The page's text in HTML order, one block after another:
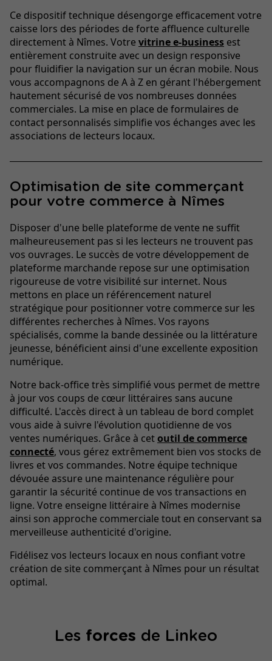
Ce dispositif technique désengorge efficacement votre
caisse lors des périodes de forte affluence culturelle
directement à Nîmes. Votre vitrine e-business est
entièrement construite avec un design responsive
pour fluidifier la navigation sur un écran mobile. Nous
vous accompagnons de A à Z en gérant l'hébergement
hautement sécurisé de vos nombreuses données
commerciales. La mise en place de formulaires de
contact personnalisés simplifie vos échanges avec les
associations de lecteurs locaux.
Optimisation de site commerçant
pour votre commerce à Nîmes
Disposer d'une belle plateforme de vente ne suffit
malheureusement pas si les lecteurs ne trouvent pas
vos ouvrages. Le succès de votre développement de
plateforme marchande repose sur une optimisation
rigoureuse de votre visibilité sur internet. Nous
mettons en place un référencement naturel
stratégique pour positionner votre commerce sur les
différentes recherches à Nîmes. Vos rayons
spécialisés, comme la bande dessinée ou la littérature
jeunesse, bénéficient ainsi d'une excellente exposition
numérique.
Notre back-office très simplifié vous permet de mettre
à jour vos coups de cœur littéraires sans aucune
difficulté. L'accès direct à un tableau de bord complet
vous aide à suivre l'évolution quotidienne de vos
ventes numériques. Grâce à cetoutil de commerce
connecté, vous gérez extrêmement bien vos stocks de
livres et vos commandes. Notre équipe technique
dévouée assure une maintenance régulière pour
garantir la sécurité continue de vos transactions en
ligne. Votre enseigne littéraire à Nîmes modernise
ainsi son approche commerciale tout en conservant sa
merveilleuse authenticité d'origine.
Fidélisez vos lecteurs locaux en nous confiant votre
création de site commerçant à Nîmes pour un résultat
optimal.
Les forces de Linkeo